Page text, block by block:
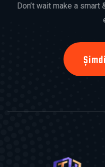
Don’t wait make a